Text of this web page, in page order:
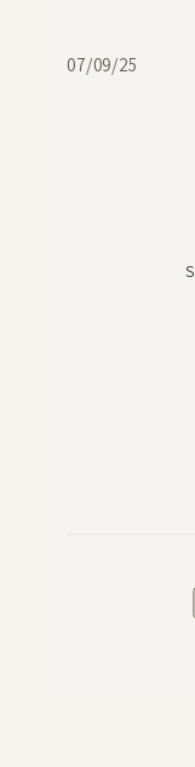
S
תאריך07/09/25